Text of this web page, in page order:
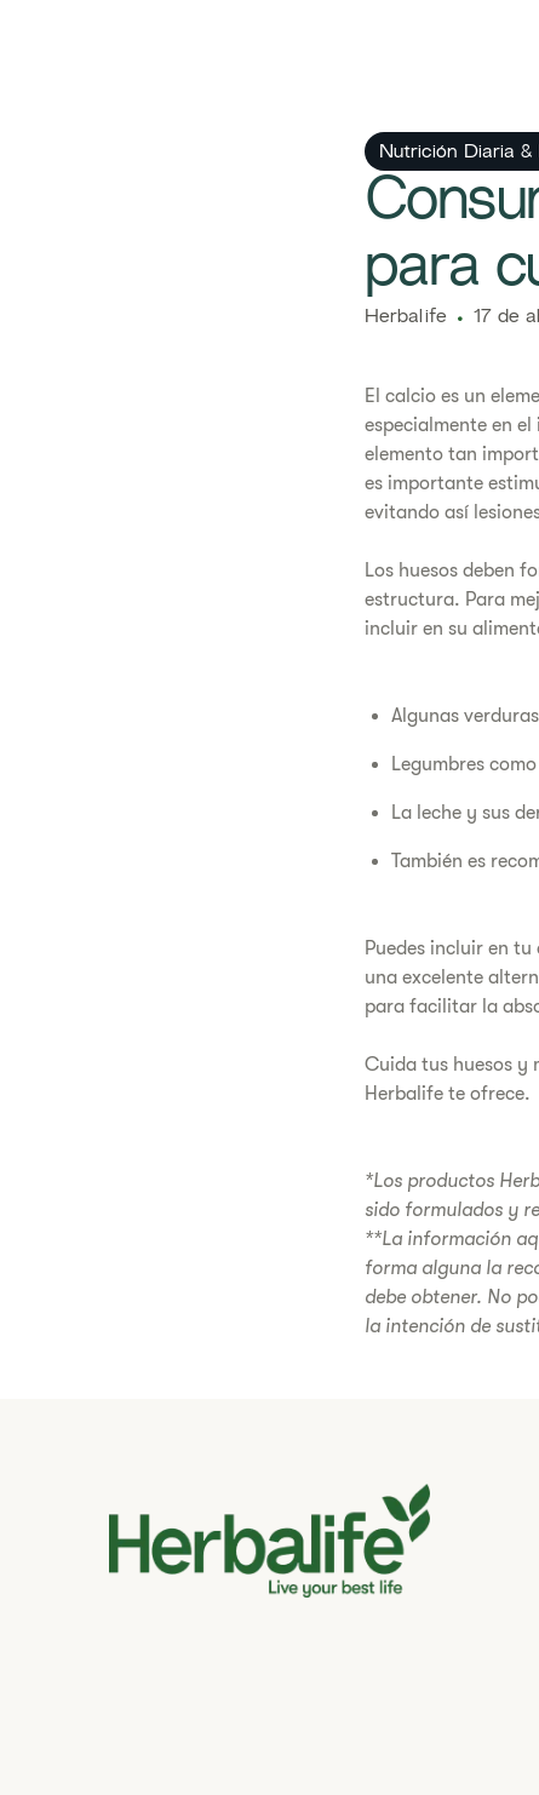
Nutrición Diaria &
para
Herbalife 17 de
El calcio es un
especialmente en
elemento tan
es importante
evitando así
Los huesos deben
estructura. Para
incluir en su
Algunas
Legumbres
La leche y sus
También es
Puedes incluir en
una excelente
para facilitar la
Cuida tus huesos y
Herbalife te ofrece.
*Los productos
sido formulados y
**La información
forma alguna la
debe obtener. No
la intención de